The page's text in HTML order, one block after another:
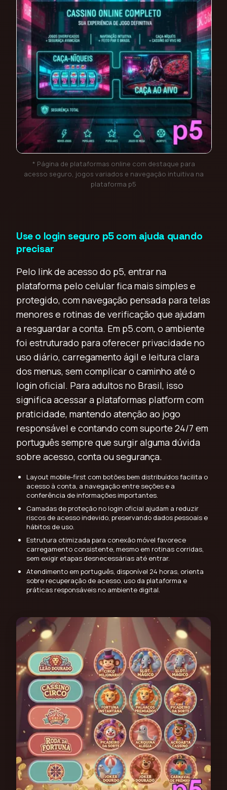
* Página de plataformas online com destaque para
acesso seguro, jogos variados e navegação intuitiva na
plataforma p5
Use o login seguro p5 com ajuda quando
precisar
Pelo link de acesso do p5, entrar na
plataforma pelo celular fica mais simples e
protegido, com navegação pensada para telas
menores e rotinas de verificação que ajudam
a resguardar a conta. Em p5.com, o ambiente
foi estruturado para oferecer privacidade no
uso diário, carregamento ágil e leitura clara
dos menus, sem complicar o caminho até o
login oficial. Para adultos no Brasil, isso
significa acessar a plataformas platform com
praticidade, mantendo atenção ao jogo
responsável e contando com suporte 24/7 em
português sempre que surgir alguma dúvida
sobre acesso, conta ou segurança.
Layout mobile-first com botões bem distribuídos facilita o
acesso à conta, a navegação entre seções e a
conferência de informações importantes.
Camadas de proteção no login oficial ajudam a reduzir
riscos de acesso indevido, preservando dados pessoais e
hábitos de uso.
Estrutura otimizada para conexão móvel favorece
carregamento consistente, mesmo em rotinas corridas,
sem exigir etapas desnecessárias até entrar.
Atendimento em português, disponível 24 horas, orienta
sobre recuperação de acesso, uso da plataforma e
práticas responsáveis no ambiente digital.